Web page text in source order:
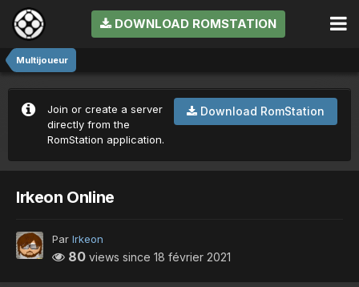
DOWNLOAD ROMSTATION
Multijoueur
Download RomStation
Join or create a server
directly from the
RomStation application.
Irkeon Online
Par Irkeon
80 views since 18 février 2021